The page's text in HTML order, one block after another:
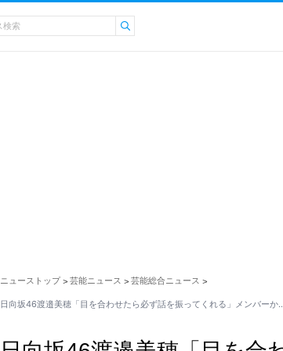
ニューストップ > 芸能ニュース > 芸能総合ニュース >
日向坂46渡邉美穂「目を合わせたら必ず話を振ってくれる」メンバーか